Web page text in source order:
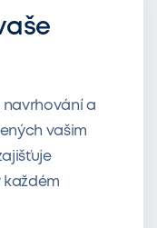
navrhování a
vašim
každém